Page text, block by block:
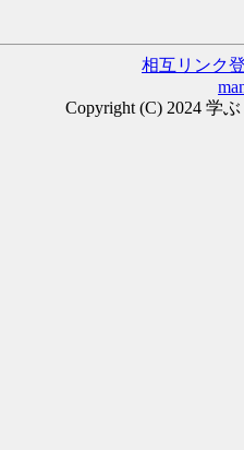
相互リンク
Copyright (C) 2024 学